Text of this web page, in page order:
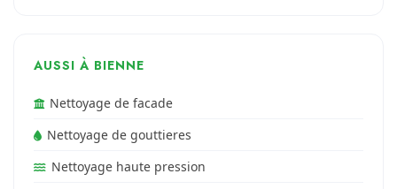
AUSSI À BIENNE
Nettoyage de facade
Nettoyage de gouttieres
Nettoyage haute pression